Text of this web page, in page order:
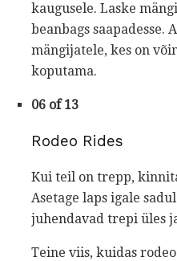
kaugusele. Laske
beanbags saapadesse.
mängijatele, kes on
koputama.
06 of 13
Rodeo Rides
Kui teil on trepp,
Asetage laps igale
juhendavad trepi üles
Teine viis, kuidas